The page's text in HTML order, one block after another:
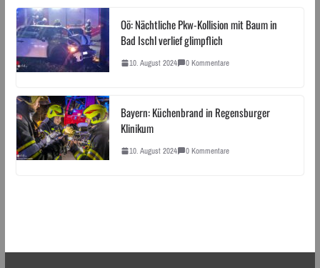
Oö: Nächtliche Pkw-Kollision mit Baum in
Bad Ischl verlief glimpflich
10. August 2024 0 Kommentare
Bayern: Küchenbrand in Regensburger
Klinikum
10. August 2024 0 Kommentare